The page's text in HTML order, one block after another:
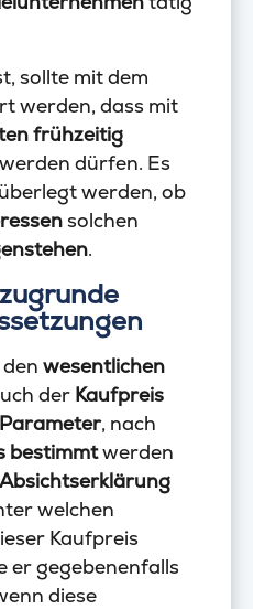
sollte mit dem
werden, dass mit
frühzeitig
dürfen. Es
werden, ob
solchen
.
wesentlichen
der Kaufpreis
Parameter, nach
bestimmtwerden
Absichtserklärung
welchen
Kaufpreis
er gegebenenfalls
diese